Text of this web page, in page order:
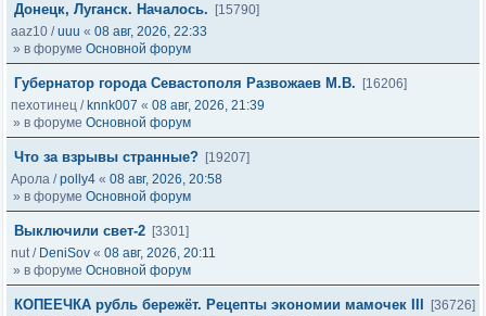
Донецк, Луганск. Началось.
[15790]
aaz10 /uuu « 08 авг, 2026, 22:33
» в форуме Основной форум
Губернатор города Севастополя Развожаев М.В.
[16206]
пехотинец / knnk007 « 08 авг, 2026, 21:39
» в форуме Основной форум
Что за взрывы странные? [19207]
Арола /polly4 « 08 авг, 2026, 20:58
» в форуме Основной форум
Выключили свет-2 [3301]
nut/ DeniSov « 08 авг, 2026, 20:11
» в форуме Основной форум
КОПЕЕЧКА рубль бережёт. Рецепты экономии мамочек III
[36726]